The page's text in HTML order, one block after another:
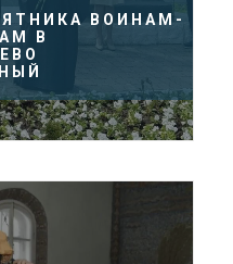
ВОИНАМ-
В